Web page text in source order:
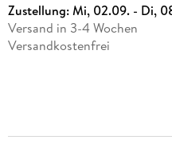
Zustellung:Mi, 02.09. - Di,
Versand in 3-4 Wochen
Versandkostenfrei